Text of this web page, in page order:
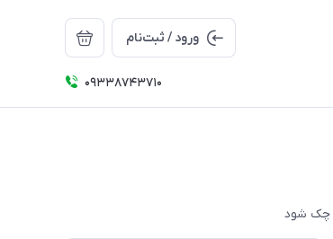
ورود / ثبت‌نام
09338743710